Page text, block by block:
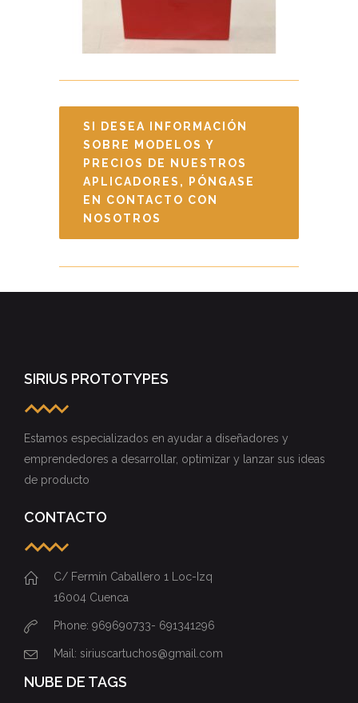
SI DESEA INFORMACIÓN
SOBRE MODELOS Y
PRECIOS DE NUESTROS
APLICADORES, PÓNGASE
EN CONTACTO CON
NOSOTROS
SIRIUS PROTOTYPES
Estamos especializados en ayudar a diseñadores y
emprendedores a desarrollar, optimizar y lanzar sus ideas
de producto
CONTACTO
C/ Fermín Caballero 1 Loc-Izq
16004 Cuenca
Phone: 969690733- 691341296
Mail: siriuscartuchos@gmail.com
NUBE DE TAGS